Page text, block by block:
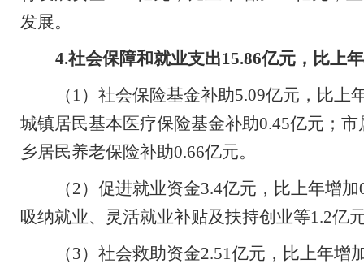
发展。
4.社会保障和就业支出15.86亿元，比上
（ 1 ）社会保险基金补助5.09亿元，比上
城镇居民基本医疗保险基金补助0.45亿元；市
乡居民养老保险补助0.66亿元。
（2）促进就业资金3.4亿元，比上年增加
吸纳就业、灵活就业补贴及扶持创业等1.2亿
（3）社会救助资金2.51亿元，比上年增